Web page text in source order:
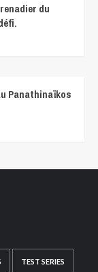
du
Panathinaïkos
TEST SERIES